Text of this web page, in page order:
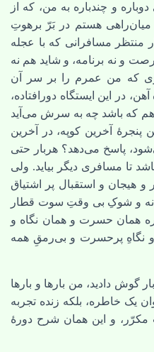
و چندباره به من، که از
میان‌راهی هستم در بَرّ برهوتِ
منتظر مسافرانی که با عجله
و نه برنامه، و شاید هم نه
که من عمرم را بر سر آن
در این ایستگاه دورافتاده،
که باشد چه به سرش می‌آید
پنجرۀ آخرین کوپه، در آخرین
پاسخ می‌دهد؟ هربار حتی
تا مسافری دیگر بیاید. ولی
هیجان و استقبال پر اشتیاق
و شوکِ بی وقتِ سوت قطار
همان حسرت و همان نگاه و
نگاهِ پرحسرت و بی‌رمقِ همه
گوش دادید، من بارها و بارها
یک خاطره، بلکه زنده تجربه
مکرّر، و این همان شرح دورۀ